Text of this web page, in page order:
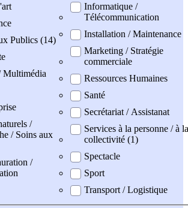
Publics (14)
Multimédia
/
/ Soins aux
/
Informatique /
Télécommunication
Installation / Maintenance
Marketing / Stratégie
commerciale
Ressources Humaines
Santé
Secrétariat / Assistanat
Services à la personne / à la
collectivité (1)
Spectacle
Sport
Transport / Logistique